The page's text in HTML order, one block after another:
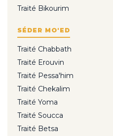
Traité Bikourim
SÉDER MO'ED
Traité Chabbath
Traité Erouvin
Traité Pessa'him
Traité Chekalim
Traité Yoma
Traité Soucca
Traité Betsa